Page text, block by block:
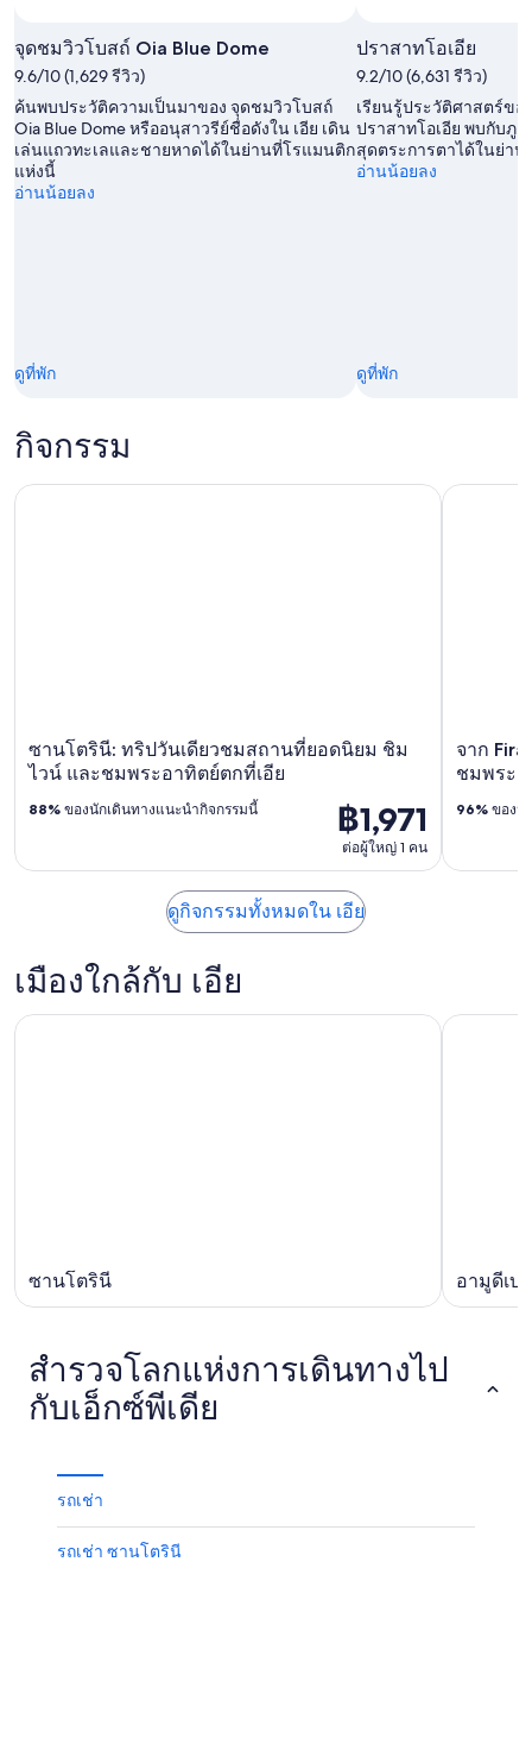
จุดชมวิวโบสถ์ Oia Blue Dome
9.6/10 (1,629 รีวิว)
ค้นพบประวัติความเป็นมาของ จุดชมวิวโบสถ์
Oia Blue Dome หรืออนุสาวรีย์ชื่อดังใน เอีย เดิน
เล่นแถวทะเลและชายหาดได้ในย่านที่โรแมนติก
แห่งนี้
อ่านน้อยลง
ดูที่พัก
ปราสาทโอเอีย
9.2/10 (6,631 รีวิว)
เรียนรู้ประวัติศาสตร์ขอ
ปราสาทโอเอีย พบกับภู
สุดตระการตาได้ในย่า
อ่านน้อยลง
ดูที่พัก
กิจกรรม
ซานโตรินี: ทริปวันเดียวชมสถานที่ยอดนิยม ชิม
ไวน์ และชมพระอาทิตย์ตกที่เอีย
฿1,971
ต่อผู้ใหญ่ 1 คน
88% ของนักเดินทางแนะนำกิจกรรมนี้
ซานโตรินี: ทริปวันเดียวชมสถานที่ยอดนิยม ชิมไวน์ และชมพระ
จาก
ชมพระ
96% ของนั
จาก Fira:
ดูกิจกรรมทั้งหมดใน เอีย
เมืองใกล้กับ เอีย
ซานโตรินี อามูดีเบย์
สำรวจโลกแห่งการเดินทางไป
กับเอ็กซ์พีเดีย
รถเช่า
รถเช่า ซานโตรินี